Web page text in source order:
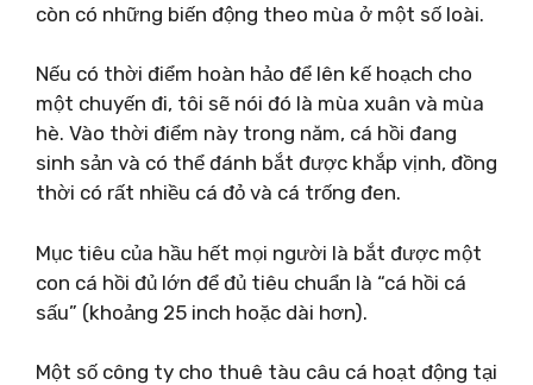
còn có những biến động theo mùa ở một số loài.
Nếu có thời điểm hoàn hảo để lên kế hoạch cho
một chuyến đi, tôi sẽ nói đó là mùa xuân và mùa
hè. Vào thời điểm này trong năm, cá hồi đang
sinh sản và có thể đánh bắt được khắp vịnh, đồng
thời có rất nhiều cá đỏ và cá trống đen.
Mục tiêu của hầu hết mọi người là bắt được một
con cá hồi đủ lớn để đủ tiêu chuẩn là “cá hồi cá
sấu” (khoảng 25 inch hoặc dài hơn).
Một số công ty cho thuê tàu câu cá hoạt động tại